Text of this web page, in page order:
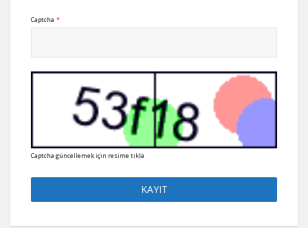
Captcha *
Captcha güncellemek için resime tıkla